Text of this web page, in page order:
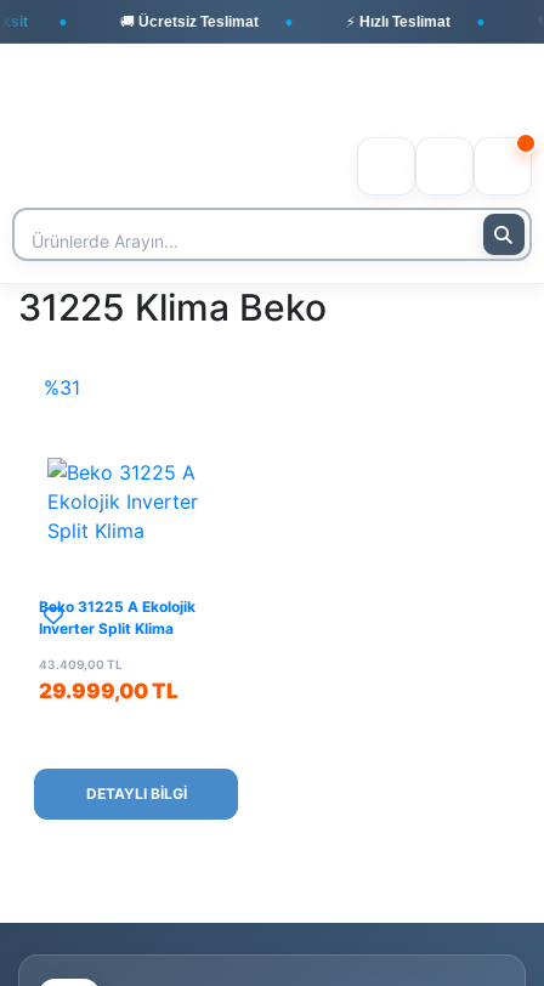
🚚 Ücretsiz Teslimat ⚡ Hızlı Teslimat
31225 Klima Beko
%31
Beko 31225 A Ekolojik
Inverter Split Klima
29.999,00 TL
43.409,00 TL
DETAYLI BİLGİ